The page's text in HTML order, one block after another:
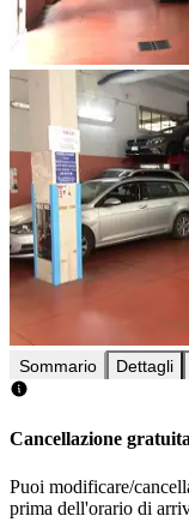
Sommario Dettagli
Cancellazione
Puoi modificare/
prima dell'orario di